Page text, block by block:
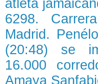
atleta
6298.
Madrid.
(20:48) se
16.000
Amaya